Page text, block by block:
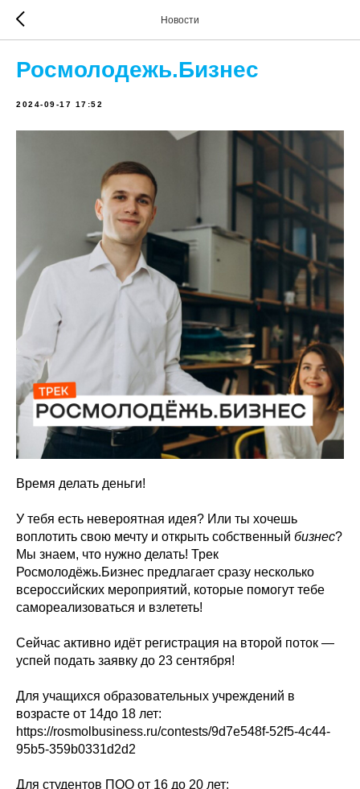
Новости
Росмолодежь.Бизнес
2024-09-17 17:52
Время делать деньги!
У тебя есть невероятная идея? Или ты хочешь
воплотить свою мечту и открыть собственный бизнес?
Мы знаем, что нужно делать! Трек
Росмолодёжь.Бизнес предлагает сразу несколько
всероссийских мероприятий, которые помогут тебе
самореализоваться и взлететь!
Сейчас активно идёт регистрация на второй поток —
успей подать заявку до 23 сентября!
Для учащихся образовательных учреждений в
возрасте от 14до 18 лет:
https://rosmolbusiness.ru/contests/9d7e548f-52f5-4c44-
95b5-359b0331d2d2
Для студентов ПОО от 16 до 20 лет: